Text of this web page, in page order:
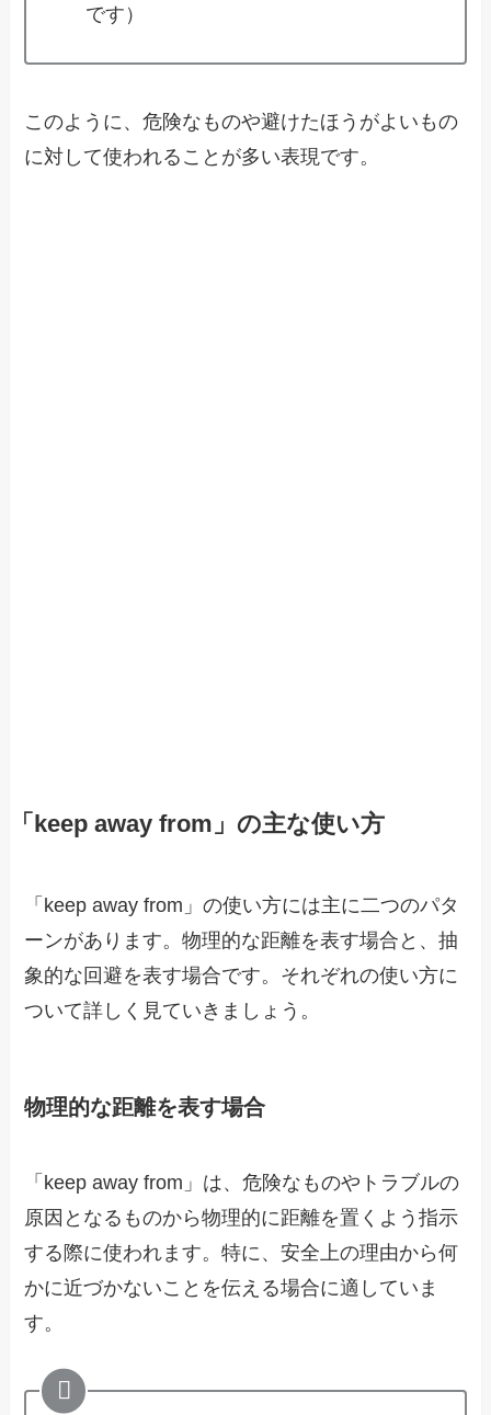
です）
このように、危険なものや避けたほうがよいもの
に対して使われることが多い表現です。
「keep away from」の主な使い方
「keep away from」の使い方には主に二つのパタ
ーンがあります。物理的な距離を表す場合と、抽
象的な回避を表す場合です。それぞれの使い方に
ついて詳しく見ていきましょう。
物理的な距離を表す場合
「keep away from」は、危険なものやトラブルの
原因となるものから物理的に距離を置くよう指示
する際に使われます。特に、安全上の理由から何
かに近づかないことを伝える場合に適していま
す。